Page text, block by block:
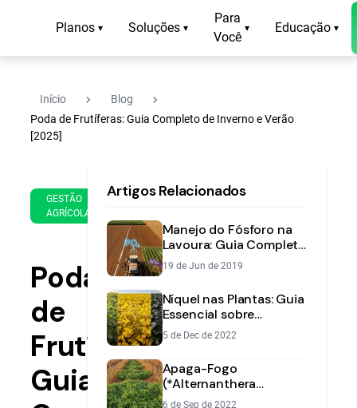
Planos ▾ Soluções ▾
Para
Você
▾ Educação ▾
Início navigate_next Blog navigate_next
Poda de Frutíferas: Guia Completo de Inverno e Verão
[2025]
GESTÃO
AGRÍCOLA
de
de
2025
min
leitura
Poda
de
Frutíferas:
Guia
Artigos Relacionados
Manejo do Fósforo na
Lavoura: Guia Completo
para Máxima
Produtividade
19 de Jun de 2019
Níquel nas Plantas: Guia
Essencial sobre
Funções, Sintomas e
Adubação
5 de Dec de 2022
Apaga-Fogo
(*Alternanthera
tenella*): Guia
6 de Sep de 2022